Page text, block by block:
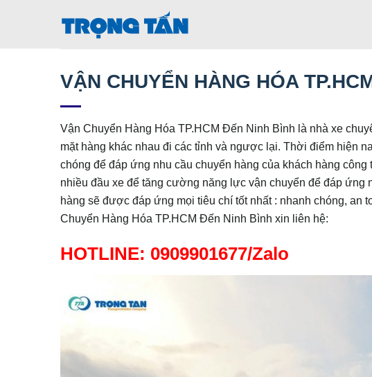
VẬN CHUYỂN HÀNG HÓA
Vận Chuyển Hàng Hóa TP.HCM Đến Ninh Bình là nhà xe
mặt hàng khác nhau đi các tỉnh và ngược lại. Thời điểm hiện
chóng để đáp ứng nhu cầu chuyển hàng của khách hàng
nhiều đầu xe để tăng cường năng lực vận chuyển để đáp
hàng sẽ được đáp ứng mọi tiêu chí tốt nhất : nhanh chóng, an
Chuyển Hàng Hóa TP.HCM Đến Ninh Bình xin liên hệ:
HOTLINE: 0909901677/Zalo